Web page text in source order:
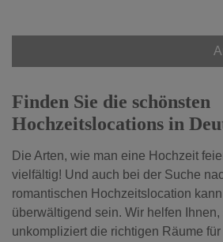
Finden Sie die schönsten
Hochzeitslocations in
Die Arten, wie man eine Hochzeit
vielfältig! Und auch bei der Suche
romantischen Hochzeitslocation
überwältigend sein. Wir helfen Ihnen,
unkompliziert die richtigen Räume